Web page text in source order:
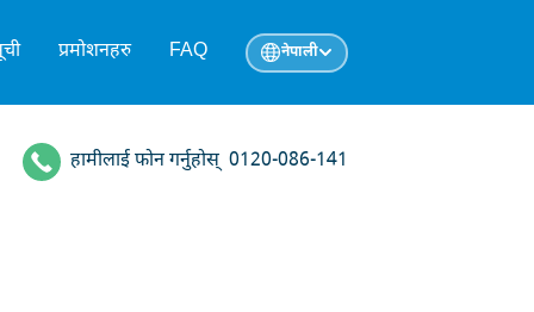
प्रमोशनहरु FAQ नेपाली
हामीलाई फोन गर्नुहोस् 0120-086-141